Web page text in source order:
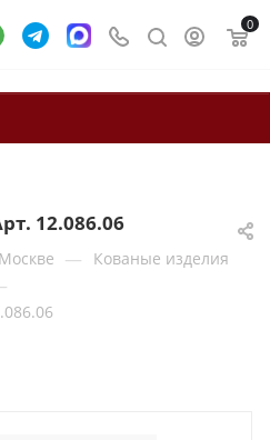
0
12.086.06
— Кованые изделия